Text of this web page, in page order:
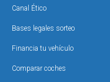
Canal Ético
Bases legales sorteo
Financia tu vehículo
Comparar coches